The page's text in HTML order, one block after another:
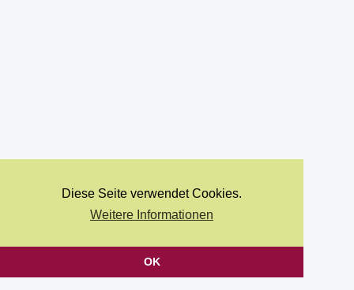
Diese Seite verwendet Cookies.
Weitere Informationen
OK